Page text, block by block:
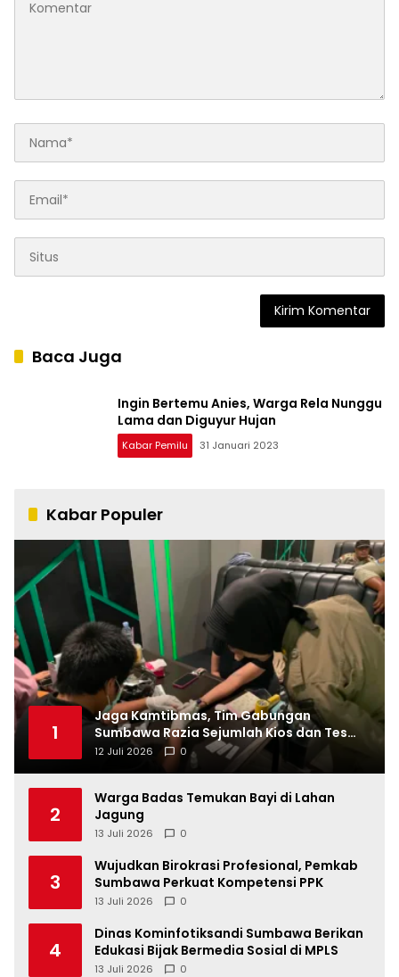
Baca Juga
Ingin Bertemu Anies, Warga Rela Nunggu
Lama dan Diguyur Hujan
Kabar Pemilu 31 Januari 2023
Kabar Populer
1
Jaga Kamtibmas, Tim Gabungan
Sumbawa Razia Sejumlah Kios dan Tes
Urine di Tempat Hiburan
12 Juli 2026 0
2
Warga Badas Temukan Bayi di Lahan
Jagung
13 Juli 2026 0
3
Wujudkan Birokrasi Profesional, Pemkab
Sumbawa Perkuat Kompetensi PPK
13 Juli 2026 0
4
Dinas Kominfotiksandi Sumbawa Berikan
Edukasi Bijak Bermedia Sosial di MPLS
13 Juli 2026 0